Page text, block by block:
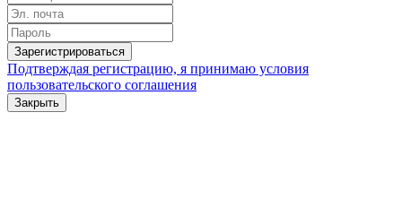
Зарегистрироваться
Подтверждая регистрацию, я принимаю условия
пользовательского соглашения
Закрыть